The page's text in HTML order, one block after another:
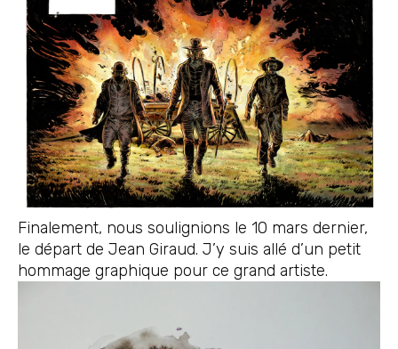
Finalement, nous soulignions le 10 mars dernier,
le départ de Jean Giraud. J’y suis allé d’un petit
hommage graphique pour ce grand artiste.